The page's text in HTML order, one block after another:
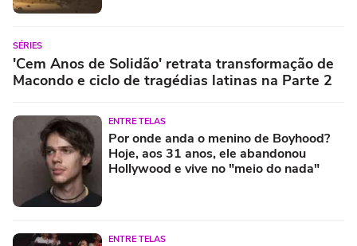
SÉRIES
'Cem Anos de Solidão' retrata transformação de
Macondo e ciclo de tragédias latinas na Parte 2
ENTRE TELAS
Por onde anda o menino de Boyhood?
Hoje, aos 31 anos, ele abandonou
Hollywood e vive no "meio do nada"
ENTRE TELAS